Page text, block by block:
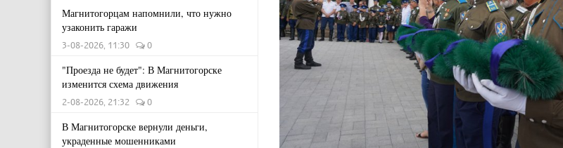
Магнитогорцам напомнили, что нужно
узаконить гаражи
3-08-2026, 11:30 0
"Проезда не будет": В Магнитогорске
изменится схема движения
2-08-2026, 21:32 0
В Магнитогорске вернули деньги,
украденные мошенниками